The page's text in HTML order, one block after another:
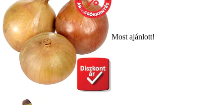
Most ajánlott!